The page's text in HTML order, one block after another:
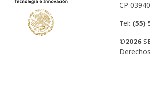
CP
Tel: (55)
©2026